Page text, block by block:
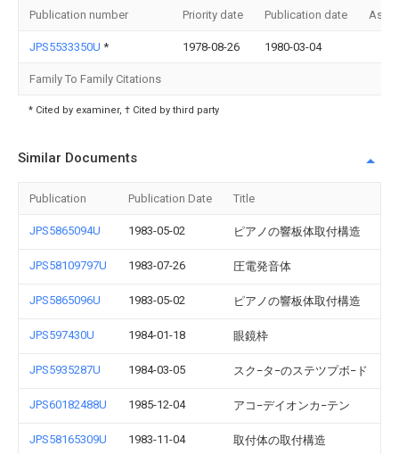
Publication number Priority date Publication date
JPS5533350U * 1978-08-26 1980-03-04
Family To Family Citations
* Cited by examiner, † Cited by third party
Similar Documents
Publication Publication Date Title
JPS5865094U 1983-05-02 ピアノの響板体取付構造
JPS58109797U 1983-07-26 圧電発音体
JPS5865096U 1983-05-02 ピアノの響板体取付構造
JPS597430U 1984-01-18 眼鏡枠
JPS5935287U 1984-03-05 スク−タ−のステツプボ−ド
JPS60182488U 1985-12-04 アコ−デイオンカ−テン
JPS58165309U 1983-11-04 取付体の取付構造